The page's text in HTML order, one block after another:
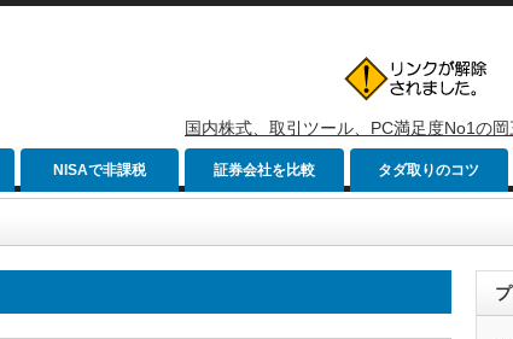
国内株式、取引ツール、PC満足度No1の
NISAで非課税 証券会社を比較 タダ取りのコツ